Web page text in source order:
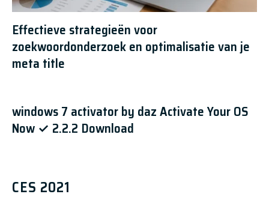
Effectieve strategieën voor
zoekwoordonderzoek en optimalisatie van je
meta title
windows 7 activator by daz Activate Your OS
Now ✓ 2.2.2 Download
CES 2021